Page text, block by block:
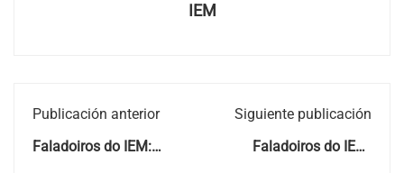
IEM
Publicación anterior
Faladoiros do IEM:
Siguiente publicación
Faladoiros do IEM: